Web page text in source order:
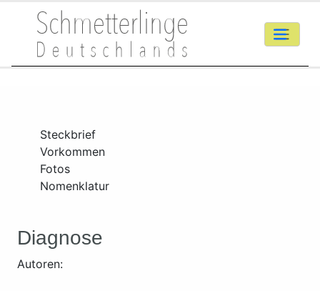
Steckbrief
Vorkommen
Fotos
Nomenklatur
Diagnose
Autoren: